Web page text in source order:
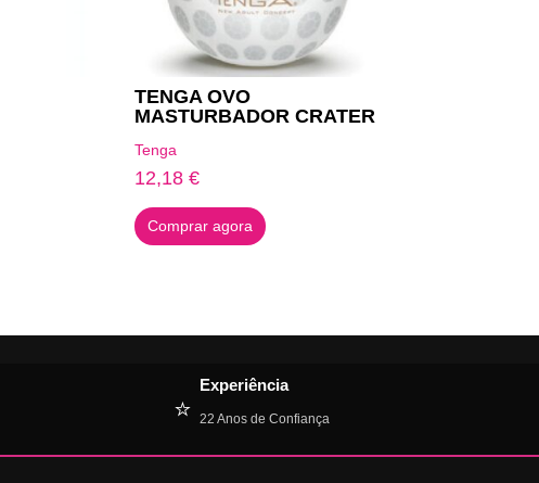
TENGA OVO
MASTURBADOR CRATER
Tenga
12,18€
Comprar agora
⭐
Experiência
22 Anos de Confiança